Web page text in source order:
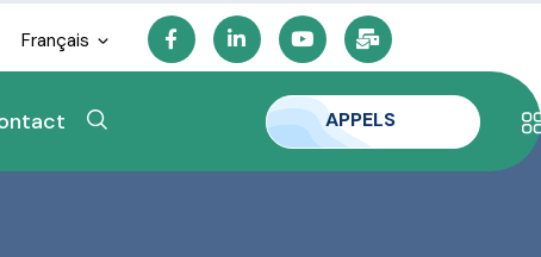
Français
APPELS